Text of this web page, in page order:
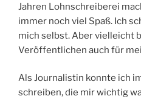
Jahren Lohnschreiberei
immer noch viel Spaß. Ich
mich selbst. Aber vielleicht
Veröffentlichen auch für
Als Journalistin konnte ich
schreiben, die mir wichtig